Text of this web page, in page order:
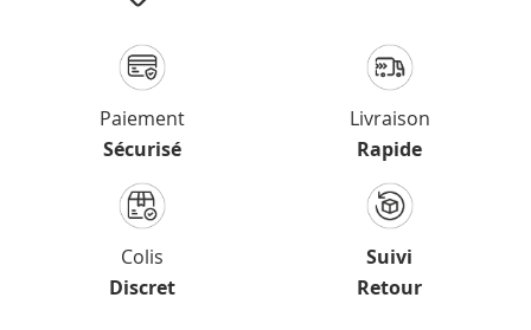
Paiement
Sécurisé
Livraison
Rapide
Colis
Discret
Suivi
Retour